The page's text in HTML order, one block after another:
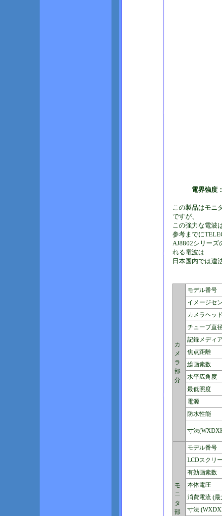
電界強度：法
この製品はモニ
ですが、
この強力な電波
参考までに
AJ8802シリーズ
れる電波は
日本国内では違
カ
メ
ラ
部
分
モデル番号
イメージセ
カメラヘッ
チューブ直
記録メディ
焦点距離
総画素数
水平広角度
最低照度
電源
防水性能
寸法
モ
ニ
タ
部
モデル番号
LCDスクリ
有効画素数
本体電圧
消費電流 (最
寸法